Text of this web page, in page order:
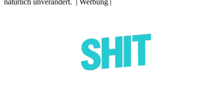
natürlich unverändert. | Werbung |